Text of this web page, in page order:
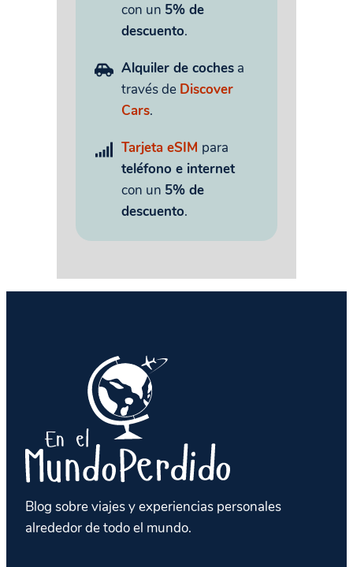
con un 5% de
descuento.
Alquiler de coches a
través de Discover
Cars.
Tarjeta eSIM para
teléfono e internet
con un 5% de
descuento.
Blog sobre viajes y experiencias personales
alrededor de todo el mundo.